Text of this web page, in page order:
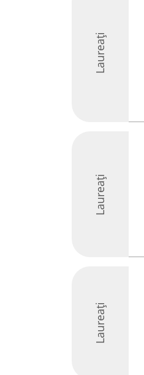
Laureați
Laureați
Laureați